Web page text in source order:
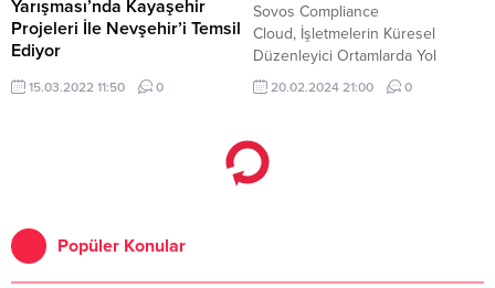
Yarışması’nda Kayaşehir
Projeleri İle Nevşehir’i Temsil
Ediyor
Nevşehir Halil İncekara Bilim ve
Sanat Merkezi öğrencileri
15.03.2022 11:50 0
Sovos Compliance
Cloud, İşletmelerin Küresel
Düzenleyici Ortamlarda Yol
Bulmasına Yardımcı Olmak İçin;
Vergi Uyumluluğu ve Düzenleyici
Platformda Birleştiren İlk ve Tek
Çözüm ATLANTA -- Kesintisiz
çalışan uyumluluk teknolojileri
20.02.2024 21:00 0
Popüler Konular